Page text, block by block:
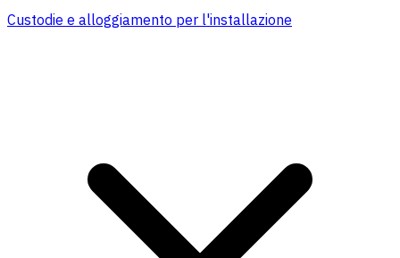
Custodie e alloggiamento per l'installazione